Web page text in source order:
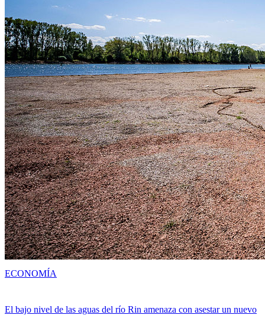
El bajo nivel de las aguas del río Rin amenaza con asestar un nuevo
ECONOMÍA